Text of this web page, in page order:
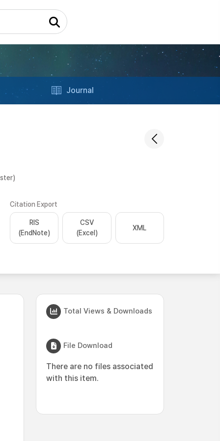
Journal
Citation Export
RIS
(EndNote)
CSV
(Excel)
XML
Total Views & Downloads
File Download
There are no files associated
with this item.